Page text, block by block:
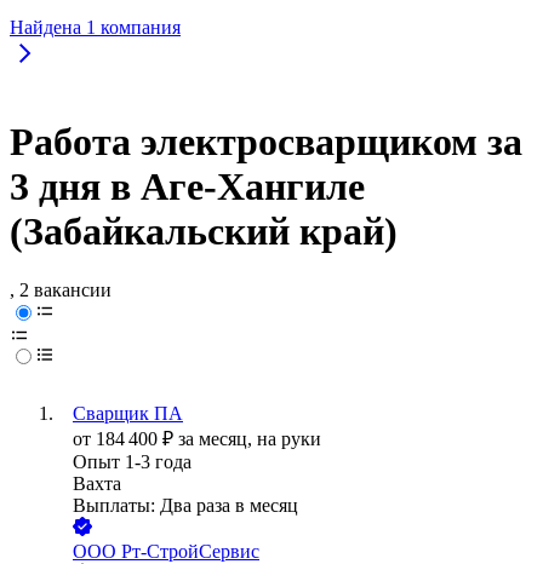
Найдена 1 компания
Работа электросварщиком за
3 дня в Аге-Хангиле
(Забайкальский край)
, 2 вакансии
Сварщик ПА
от 184 400 ₽ за месяц, на руки
Опыт 1-3 года
Вахта
Выплаты: Два раза в месяц
ООО Рт-СтройСервис